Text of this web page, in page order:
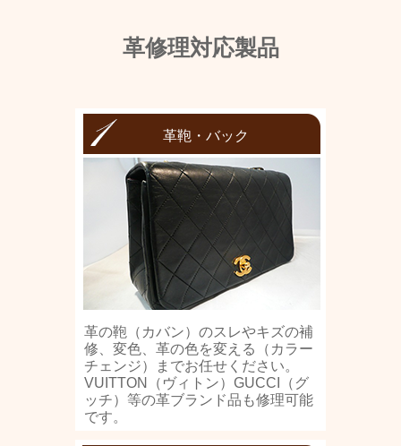
革修理対応製品
革鞄・バック
革の鞄（カバン）のスレやキズの補
修、変色、革の色を変える（カラー
チェンジ）までお任せください。
VUITTON（ヴィトン）GUCCI（グ
ッチ）等の革ブランド品も修理可能
です。